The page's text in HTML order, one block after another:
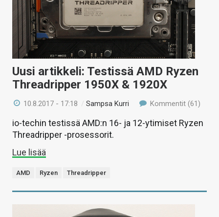
Uusi artikkeli: Testissä AMD Ryzen
Threadripper 1950X & 1920X
10.8.2017 - 17:18 /Sampsa Kurri Kommentit (61)
io-techin testissä AMD:n 16- ja 12-ytimiset Ryzen
Threadripper -prosessorit.
Lue lisää
AMD Ryzen Threadripper